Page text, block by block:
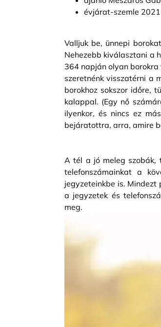
évjárat-szemle
Valljuk be, ünnepi
Nehezebb kiválasztani a
364 napján olyan borokra
szeretnénk visszatérni a
borokhoz sokszor időre,
kalappal. (Egy nő
ilyenkor, és nincs ez
bejáratottra, arra, amire
A tél a jó meleg szobák,
telefonszámainkat a
jegyzeteinkbe is. Mindezt
a jegyzetek és
meg.